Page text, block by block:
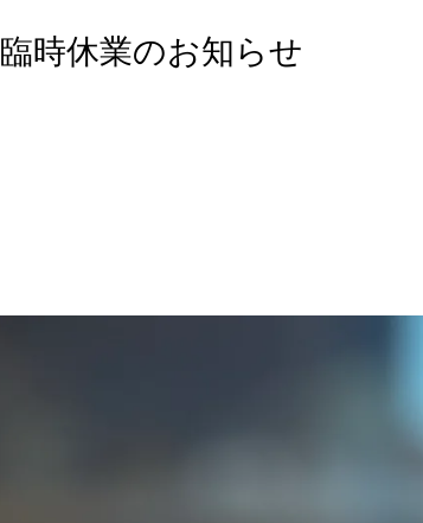
臨時休業のお知らせ